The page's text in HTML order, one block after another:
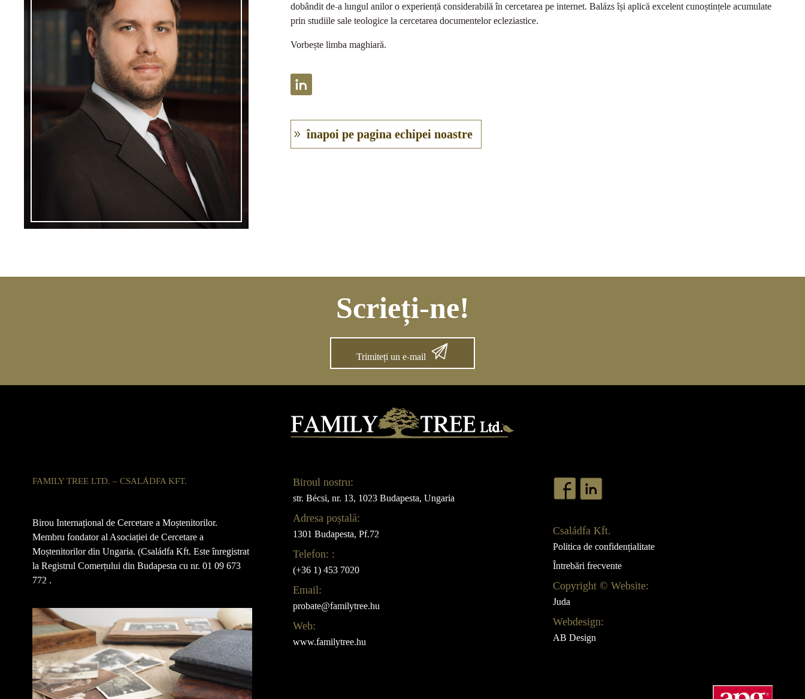
dobândit de-a lungul anilor o experiență considerabilă în cercetarea pe internet. Balázs își aplică excelent cunoștințele acumulate
prin studiile sale teologice la cercetarea documentelor ecleziastice.
Vorbește limba maghiară.
înapoi pe pagina echipei noastre
Scrieți-ne!
Trimiteți un e-mail
FAMILY TREE LTD. – CSALÁDFA KFT.
Birou Internațional de Cercetare a Moștenitorilor.
Membru fondator al Asociației de Cercetare a
Moștenitorilor din Ungaria. (Családfa Kft. Este înregistrat
la Registrul Comerțului din Budapesta cu nr. 01 09 673
772 .
Biroul nostru:
str. Bécsi, nr. 13, 1023 Budapesta, Ungaria
Adresa poștală:
1301 Budapesta, Pf.72
Telefon: :
(+36 1) 453 7020
Email:
probate@familytree.hu
Web:
www.familytree.hu
Családfa Kft.
Politica de confidențialitate
Întrebări frecvente
Copyright © Website:
Juda
Webdesign:
AB Design